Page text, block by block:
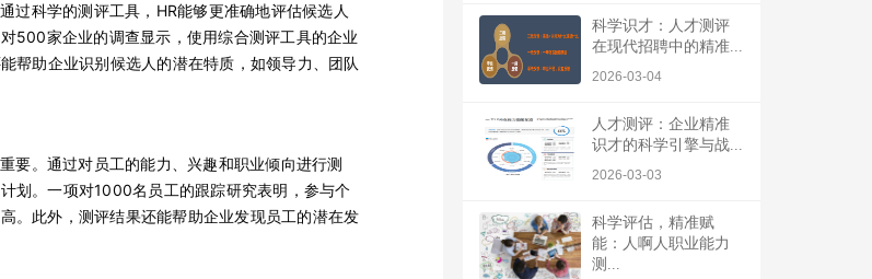
过科学的测评工具，HR能够更准确地评估候选人
500家企业的调查显示，使用综合测评工具的企业
帮助企业识别候选人的潜在特质，如领导力、团队
要。通过对员工的能力、兴趣和职业倾向进行测
划。一项对1000名员工的跟踪研究表明，参与个
。此外，测评结果还能帮助企业发现员工的潜在发
科学识才：人才测评
在现代招聘中的精准...
2026-03-04
人才测评：企业精准
识才的科学引擎与战...
2026-03-03
科学评估，精准赋
能：人啊人职业能力
测...